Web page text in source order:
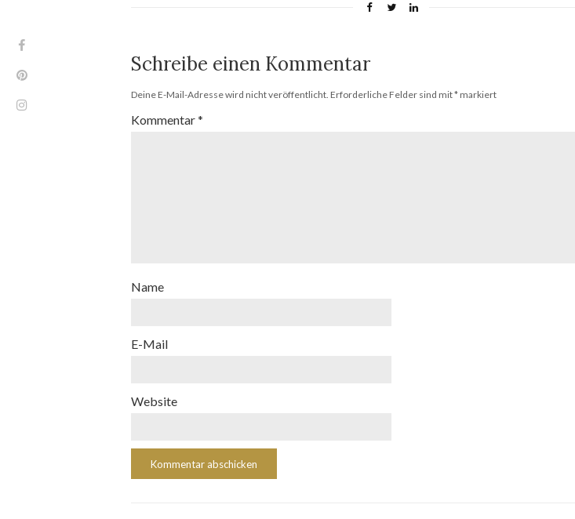
Schreibe einen Kommentar
Deine E-Mail-Adresse wird nicht veröffentlicht. Erforderliche Felder sind mit*markiert
Kommentar*
Name
E-Mail
Website